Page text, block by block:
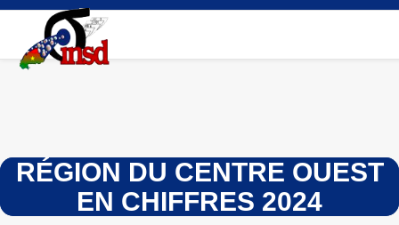
Aller
contenu
principal
RÉGION DU CENTRE OUEST
EN CHIFFRES 2024